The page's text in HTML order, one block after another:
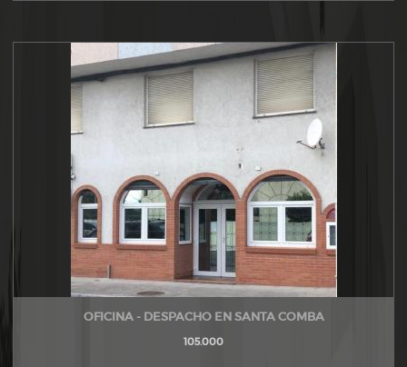
OFICINA - DESPACHO EN SANTA COMBA
105.000